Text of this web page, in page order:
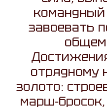
завоевать
общем
отрядному
золото: